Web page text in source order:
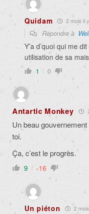
Quidam 2 mois il
Répondre à
Y’a d’quoi qui me
utilisation de sa
1 0
Antartic Monkey
Un beau
toi.
Ça, c’est le progrès.
9 -16
Un piéton 2